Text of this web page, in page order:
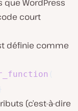
WordPress
court
définie comme
(c’est-à-dire